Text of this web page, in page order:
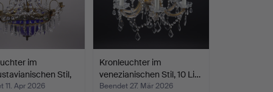
im
Stil,
11. Apr 2026
Kronleuchter im
venezianischen Stil, 10 Li…
Beendet 27. Mär 2026